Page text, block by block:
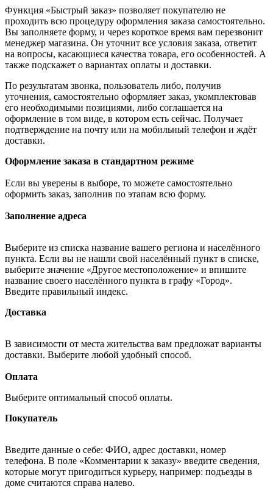
Функция «Быстрый заказ» позволяет покупателю не
проходить всю процедуру оформления заказа самостоятельно.
Вы заполняете форму, и через короткое время вам перезвонит
менеджер магазина. Он уточнит все условия заказа, ответит
на вопросы, касающиеся качества товара, его особенностей. А
также подскажет о вариантах оплаты и доставки.
По результатам звонка, пользователь либо, получив
уточнения, самостоятельно оформляет заказ, укомплектовав
его необходимыми позициями, либо соглашается на
оформление в том виде, в котором есть сейчас. Получает
подтверждение на почту или на мобильный телефон и ждёт
доставки.
Оформление заказа в стандартном режиме
Если вы уверены в выборе, то можете самостоятельно
оформить заказ, заполнив по этапам всю форму.
Заполнение адреса
Выберите из списка название вашего региона и населённого
пункта. Если вы не нашли свой населённый пункт в списке,
выберите значение «Другое местоположение» и впишите
название своего населённого пункта в графу «Город».
Введите правильный индекс.
Доставка
В зависимости от места жительства вам предложат варианты
доставки. Выберите любой удобный способ.
Оплата
Выберите оптимальный способ оплаты.
Покупатель
Введите данные о себе: ФИО, адрес доставки, номер
телефона. В поле «Комментарии к заказу» введите сведения,
которые могут пригодиться курьеру, например: подъезды в
доме считаются справа налево.